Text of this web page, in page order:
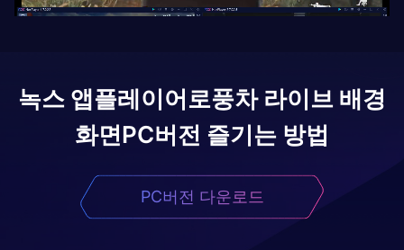
녹스 앱플레이어로풍차 라이브 배경
화면PC버전 즐기는 방법
PC버전 다운로드